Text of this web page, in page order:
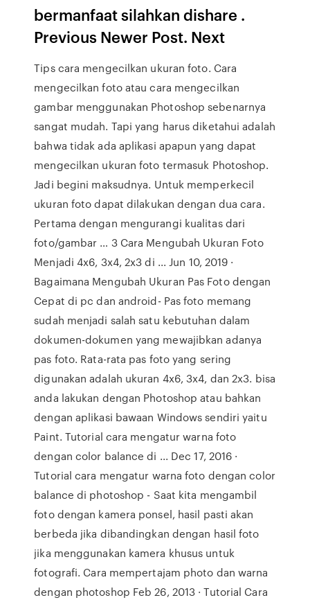
bermanfaat silahkan dishare .
Previous Newer Post. Next
Tips cara mengecilkan ukuran foto. Cara
mengecilkan foto atau cara mengecilkan
gambar menggunakan Photoshop sebenarnya
sangat mudah. Tapi yang harus diketahui adalah
bahwa tidak ada aplikasi apapun yang dapat
mengecilkan ukuran foto termasuk Photoshop.
Jadi begini maksudnya. Untuk memperkecil
ukuran foto dapat dilakukan dengan dua cara.
Pertama dengan mengurangi kualitas dari
foto/gambar … 3 Cara Mengubah Ukuran Foto
Menjadi 4x6, 3x4, 2x3 di ... Jun 10, 2019 ·
Bagaimana Mengubah Ukuran Pas Foto dengan
Cepat di pc dan android- Pas foto memang
sudah menjadi salah satu kebutuhan dalam
dokumen-dokumen yang mewajibkan adanya
pas foto. Rata-rata pas foto yang sering
digunakan adalah ukuran 4x6, 3x4, dan 2x3. bisa
anda lakukan dengan Photoshop atau bahkan
dengan aplikasi bawaan Windows sendiri yaitu
Paint. Tutorial cara mengatur warna foto
dengan color balance di ... Dec 17, 2016 ·
Tutorial cara mengatur warna foto dengan color
balance di photoshop - Saat kita mengambil
foto dengan kamera ponsel, hasil pasti akan
berbeda jika dibandingkan dengan hasil foto
jika menggunakan kamera khusus untuk
fotografi. Cara mempertajam photo dan warna
dengan photoshop Feb 26, 2013 · Tutorial Cara